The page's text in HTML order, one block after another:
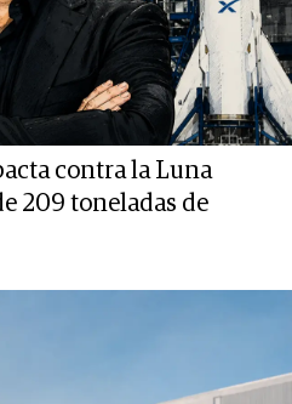
contra la Luna
209 toneladas de